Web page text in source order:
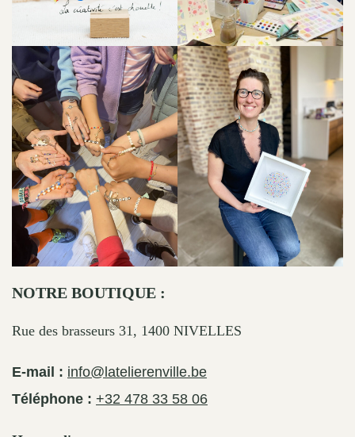
NOTRE BOUTIQUE :
Rue des brasseurs 31, 1400 NIVELLES
E-mail : info@latelierenville.be
Téléphone : +32 478 33 58 06